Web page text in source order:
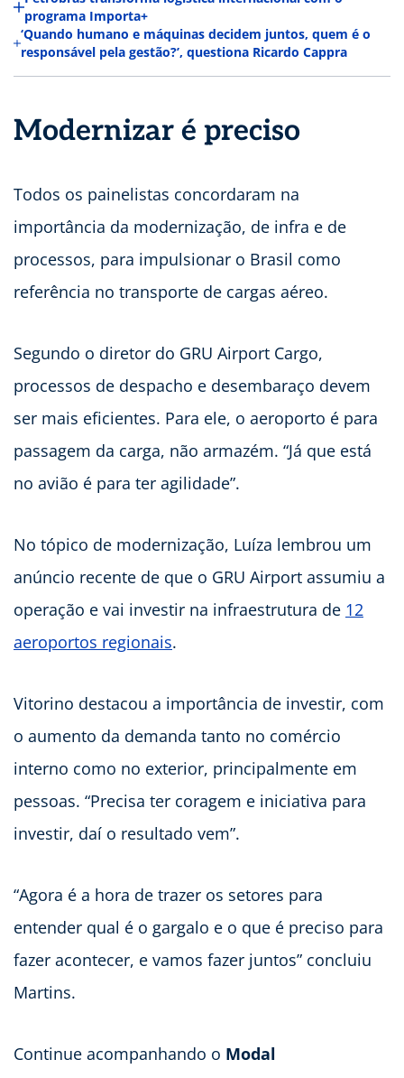
programa Importa+
‘Quando humano e máquinas decidem juntos, quem é o
responsável pela gestão?’, questiona Ricardo Cappra
Modernizar é preciso
Todos os painelistas concordaram na
importância da modernização, de infra e de
processos, para impulsionar o Brasil como
referência no transporte de cargas aéreo.
Segundo o diretor do GRU Airport Cargo,
processos de despacho e desembaraço devem
ser mais eficientes. Para ele, o aeroporto é para
passagem da carga, não armazém. “Já que está
no avião é para ter agilidade”.
No tópico de modernização, Luíza lembrou um
anúncio recente de que o GRU Airport assumiu a
operação e vai investir na infraestrutura de 12
aeroportos regionais.
Vitorino destacou a importância de investir, com
o aumento da demanda tanto no comércio
interno como no exterior, principalmente em
pessoas. “Precisa ter coragem e iniciativa para
investir, daí o resultado vem”.
“Agora é a hora de trazer os setores para
entender qual é o gargalo e o que é preciso para
fazer acontecer, e vamos fazer juntos” concluiu
Martins.
Continue acompanhando o Modal